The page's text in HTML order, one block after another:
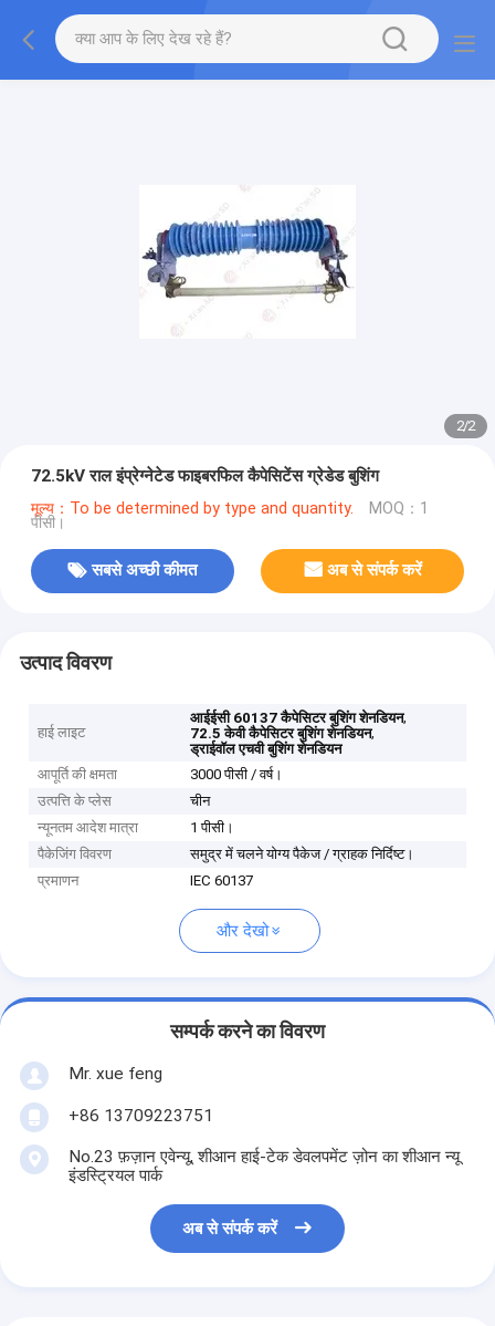
2/2
72.5kV राल इंप्रेग्नेटेड फाइबरफिल कैपेसिटेंस ग्रेडेड बुशिंग
मूल्य：To be determined by type and quantity. MOQ：1
पीसी।
सबसे अच्छी कीमत अब से संपर्क करें
उत्पाद विवरण
हाई लाइट
आईईसी 60137 कैपेसिटर बुशिंग शेनडियन,
72.5 केवी कैपेसिटर बुशिंग शेनडियन,
ड्राईवॉल एचवी बुशिंग शेनडियन
आपूर्ति की क्षमता
3000 पीसी / वर्ष।
उत्पत्ति के प्लेस
चीन
न्यूनतम आदेश मात्रा
1 पीसी।
पैकेजिंग विवरण
समुद्र में चलने योग्य पैकेज / ग्राहक निर्दिष्ट।
प्रमाणन
IEC 60137
और देखो
सम्पर्क करने का विवरण
Mr. xue feng
+86 13709223751
No.23 फ़ज़ान एवेन्यू, शीआन हाई-टेक डेवलपमेंट ज़ोन का शीआन न्यू
इंडस्ट्रियल पार्क
अब से संपर्क करें